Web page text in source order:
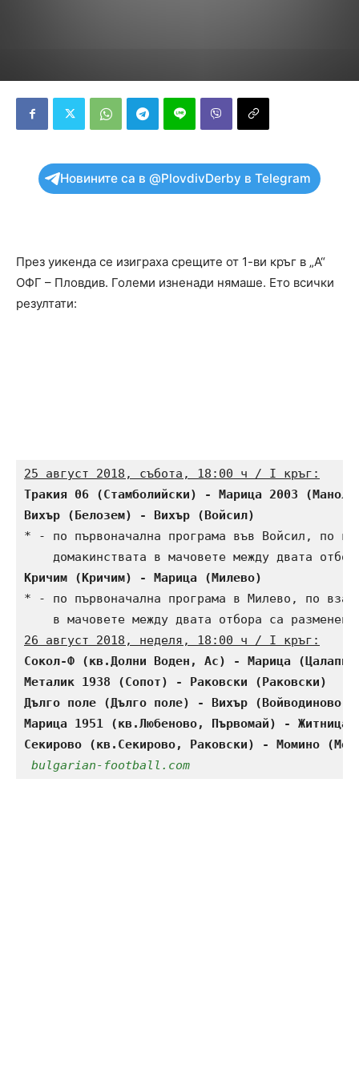
Новините са в @PlovdivDerby в Telegram
През уикенда се изиграха срещите от 1-ви кръг в „А“
ОФГ – Пловдив. Големи изненади нямаше. Ето всички
резултати:
25 август 2018, събота, 18:00 ч / I кръг:
Тракия 06 (Стамболийски) - Марица 2003
Вихър (Белозем) - Вихър (Войсил)
* - по първоначална програма във Войсил, по
Кричим (Кричим) - Марица (Милево)
* - по първоначална програма в Милево, по
26 август 2018, неделя, 18:00 ч / I кръг:
Сокол-Ф (кв.Долни Воден, Ас) - Марица
Металик 1938 (Сопот) - Раковски
Дълго поле (Дълго поле) - Вихър
Марица 1951 (кв.Любеново, Първомай) -
bulgarian-football.com